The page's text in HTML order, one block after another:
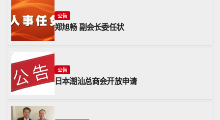
公告
郑旭畅 副会长委任状
公告
日本潮汕总商会开放申请